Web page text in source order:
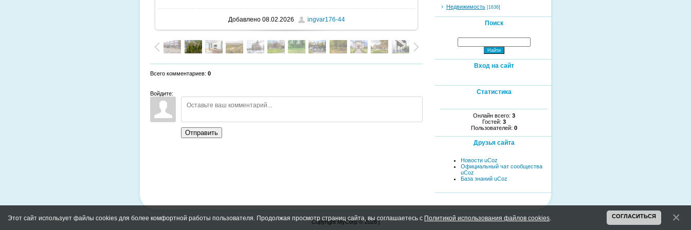
Добавлено08.02.2026 ingvar176-44
Всего комментариев: 0
Войдите:
Отправить
Недвижимость [1636]
Поиск
Вход на сайт
Статистика
Онлайн всего: 3
Гостей: 3
Пользователей: 0
Друзья сайта
Новости uCoz
Официальный чат сообщества
uCoz
База знаний uCoz
Copyright MyCorp © 2026|
Этот сайт использует файлы cookies для более комфортной работы пользователя. Продолжая просмотр страниц сайта, вы соглашаетесь с Политикой использования файлов cookies СОГЛАСИТЬСЯ